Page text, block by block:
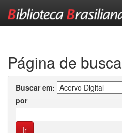
Página de busca
Buscar em:
por